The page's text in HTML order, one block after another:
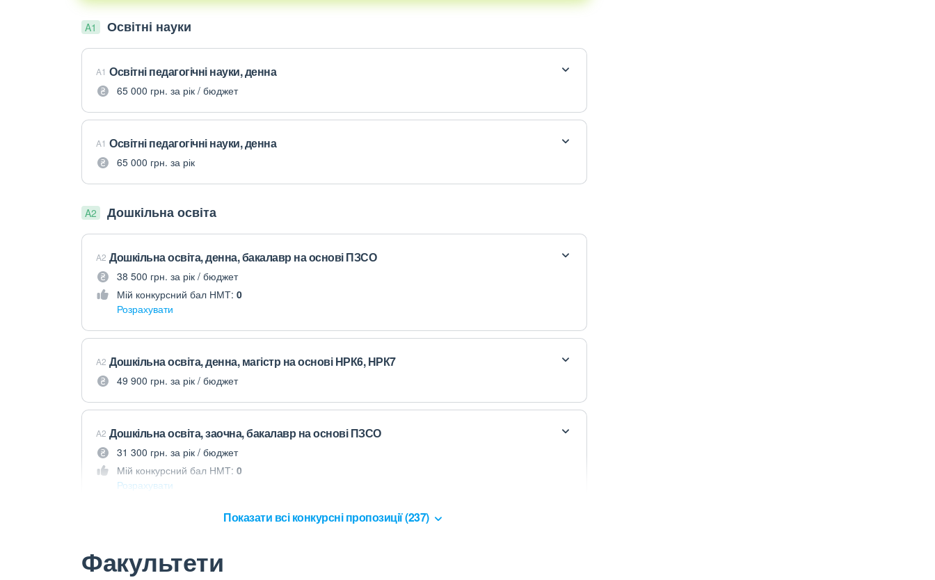
A1 Освітні науки
A1 Освітні педагогічні науки, денна
65 000 грн. за рік / бюджет
A1 Освітні педагогічні науки, денна
65 000 грн. за рік
A2 Дошкільна освіта
A2 Дошкільна освіта, денна, бакалавр на основі ПЗСО
38 500 грн. за рік / бюджет
Мій конкурсний бал НМТ: 0
Розрахувати
A2 Дошкільна освіта, денна, магістр на основі НРК6, НРК7
49 900 грн. за рік / бюджет
A2 Дошкільна освіта, заочна, бакалавр на основі ПЗСО
31 300 грн. за рік / бюджет
Мій конкурсний бал НМТ: 0
Розрахувати
Показати всі конкурсні пропозиції (237)
Факультети